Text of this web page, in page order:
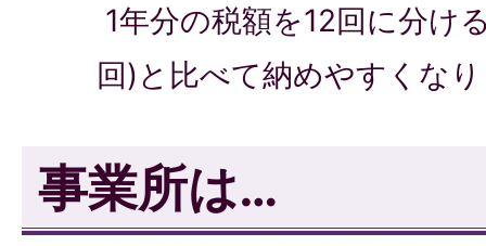
1年分の税額を12回に分け
回)と比べて納めやすくな
事業所は…